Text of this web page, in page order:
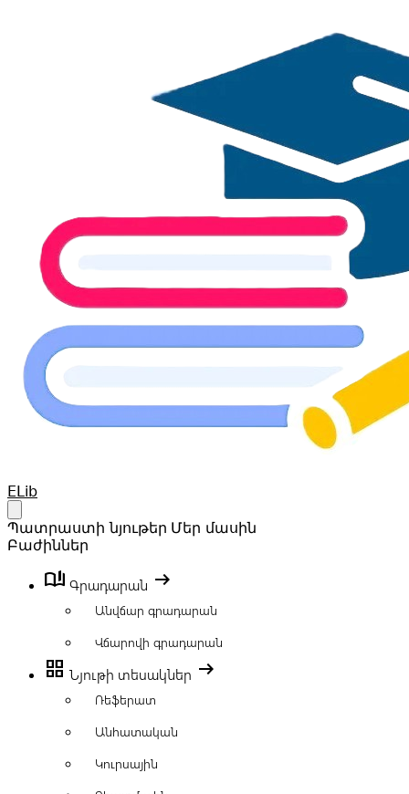
Your Company
ELib
Պատրաստի նյութեր Մեր մասին
Բաժիններ
book_ribbon Գրադարան arrow_right_alt
Անվճար գրադարան
Վճարովի գրադարան
grid_view Նյութի տեսակներ arrow_right_alt
Ռեֆերատ
Անհատական
Կուրսային